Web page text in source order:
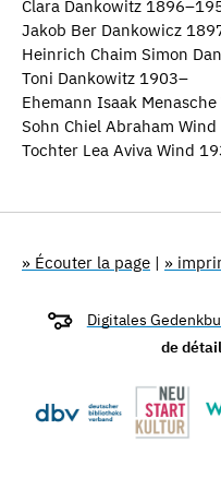
Clara Dankowitz
Jakob Ber Dankowicz
Heinrich Chaim Simon
Toni Dankowitz 1903–
Ehemann Isaak
Sohn Chiel Abraham
Tochter Lea Aviva Wind
» Écouter la page | »
Digitales
de